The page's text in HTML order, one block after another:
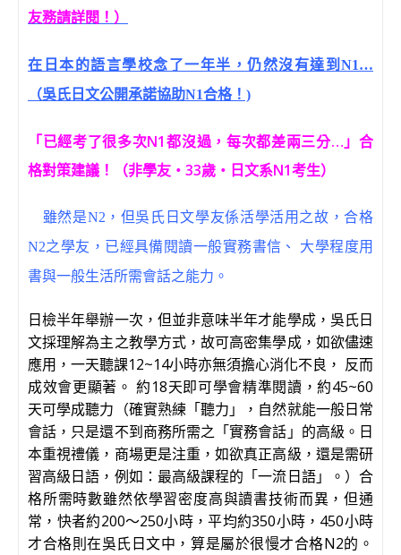
友務請詳閱！）
在日本的語言學校念了一年半，仍然沒有達到N1…
（吳氏日文公開承諾協助N1合格！)
「已經考了很多次N1都沒過，每次都差兩三分…」合
格對策建議！（非學友‧33歲‧日文系N1考生）
雖然是N2，但吳氏日文學友係活學活用之故，合格
N2之學友，已經具備閱讀一般實務書信、 大學程度用
書與一般生活所需會話之能力。
日檢半年舉辦一次，但並非意味半年才能學成，吳氏日
文採理解為主之教學方式，故可高密集學成，如欲儘速
應用，一天聽課12~14小時亦無須擔心消化不良， 反而
成效會更顯著。 約18天即可學會精準閱讀，約45~60
天可學成聽力（確實熟練「聽力」，自然就能一般日常
會話，只是還不到商務所需之「實務會話」的高級。日
本重視禮儀，商場更是注重，如欲真正高級，還是需研
習高級日語，例如：最高級課程的「一流日語」。）合
格所需時數雖然依學習密度高與讀書技術而異，但通
常，快者約200～250小時，平均約350小時，450小時
才合格則在吳氏日文中，算是屬於很慢才合格N2的。